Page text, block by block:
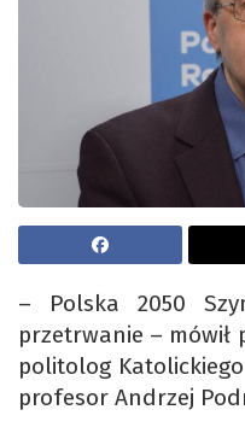
– Polska 2050
przetrwanie – mówił
politolog
profesor Andrzej